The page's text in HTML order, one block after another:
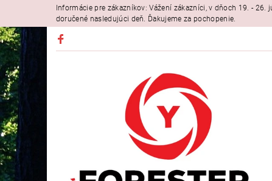
Informácie pre zákazníkov: Vážení zákazníci, v dňoch 19. -
doručené nasledujúci deň. Ďakujeme za pochopenie.